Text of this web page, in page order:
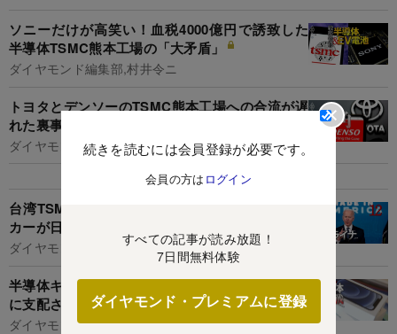
続きを読むには会員登録が必要です。
会員の方は ログイン
すべての記事が読み放題！
7日間無料体験
ダイヤモンド・プレミアムに登録
ソニーだけが高笑い！血税4000億円で誘致した
半導体TSMC熊本工場の「大矛盾」
ダイヤモンド編集部,村井令ニ
トヨタとデンソーのTSMC熊本工場への合流が遅
れた裏事情、「ソニー優遇」を修正できるか
ダイヤモンド編集部,村井令二
台湾TSMCに続き米インテルも！半導体2大メー
カーが日本に上陸する「地政学的」理由
ダイヤモンド編集部,村井令二
半導体キオクシアの上場難航、韓国ハイニックス
に支配される未来シナリオも
ダイヤモンド編集部,村井令二